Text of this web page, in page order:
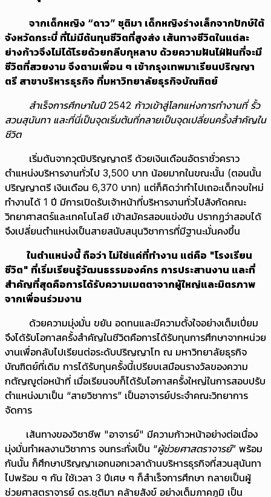
จากเด็กหญิง “ดาว” ชุติมา เด็กหญิงร่างเล็กจากปักษ์ใต้
จังหวัดกระบี่ ที่ไม่มีต้นทุนชีวิตที่สูงส่ง เส้นทางชีวิตในแต่ละ
ย่างก้าวจึงไม่ได้โรยด้วยกลีบกุหลาบ ด้วยความฝันไฝ่ฝันที่จะมี
ชีวิตที่สวยงาม จึงตามเพื่อน ๆ เข้ากรุงเทพมาเรียนปริญญา
ตรี สาขาบริหารธุรกิจ ที่มหาวิทยาลัยธุรกิจบัณฑิตย์
สำเร็จการศึกษาในปี2542 ก้าวเข้าสู่โลกแห่งการทำงานที่ รั้ว
สวนสุนันทา และที่นี่เป็นจุดเริ่มต้นที่กลายเป็นจุดเปลี่ยนครั้งสำคัญใน
ชีวิต
เริ่มต้นจากวุฒิปริญญาตรี ด้วยเงินเดือนอัตราชั่วคราว
ตำแหน่งบริหารงานทั่วไป 3,500 บาท น้อยมากในขณะนั้น (ตอนนั้น
ปริญญาตรี เงินเดือน 6,370 บาท) แต่ก็คิดว่าทำไปเถอะเด็กจบใหม่
ทำงานได้ 1 ปี มีการเปิดรับเจ้าหน้าที่บริหารงานทั่วไปสังกัดคณะ
วิทยาศาสตร์และเทคโนโลยี เข้าสมัครสอบแข่งขัน ปรากฏว่าสอบได้
จึงเปลี่ยนตำแหน่งเป็นสายสนับสนุนวิชาการที่มีฐานะมั่นคงขึ้น
ในตำแหน่งนี้ ถือว่า ไม่ใช่แค่ที่ทำงาน แต่คือ "โรงเรียน
ชีวิต" ที่เริ่มเรียนรู้วัฒนธรรมองค์กร การประสานงาน และที่
สำคัญที่สุดคือการได้รับความเมตตาจากผู้ใหญ่และมิตรภาพ
จากเพื่อนร่วมงาน
ด้วยความมุ่งมั่น ขยัน อดทนและมีความตั้งใจอย่างเต็มเปี่ยม
จึงได้รับโอกาสครั้งสำคัญในชีวิตคือการได้รับทุนการศึกษาจากหน่วย
งานเพื่อกลับไปเรียนต่อระดับปริญญาโท ณ มหาวิทยาลัยธุรกิจ
บัณฑิตย์ที่เดิม การได้รับทุนครั้งนี้เปรียบเสมือนรางวัลของความ
กตัญญูต่อหน้าที่ เมื่อเรียนจบก็ได้รับโอกาสครั้งใหญ่ในการสอบปรับ
ตำแหน่งมาเป็น “สายวิชาการ” เป็นอาจารย์ประจำคณะวิทยาการ
จัดการ
เส้นทางของวิชาชีพ "อาจารย์" มีความก้าวหน้าอย่างต่อเนื่อง
มุ่งมั่นทำผลงานวิชาการ จนกระทั่งเป็น “ผู้ช่วยศาสตราจารย์” พร้อม
กันนั้น ก็ศึกษาปริญญาเอกนอกเวลาด้านบริหารธุรกิจที่สวนสุนันทา
ไปพร้อม ๆ กัน ใช้เวลา 3 ปีเศษ ๆ ก็สำเร็จการศึกษา กลายเป็นผู้
ช่วยศาสตราจารย์ ดร.ชุติมา คล้ายสังข์ อย่างเต็มภาคภูมิ เป็น